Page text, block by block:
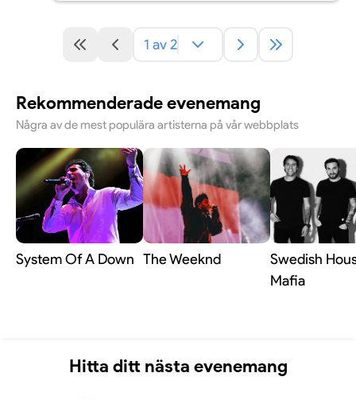
1 av 2
Rekommenderade evenemang
Några av de mest populära artisterna på vår webbplats
System Of A Down The Weeknd
Swedish
Mafia
Hitta ditt nästa evenemang